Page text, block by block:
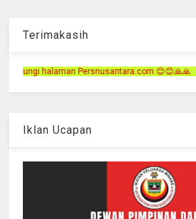
Terimakasih
Iklan Ucapan